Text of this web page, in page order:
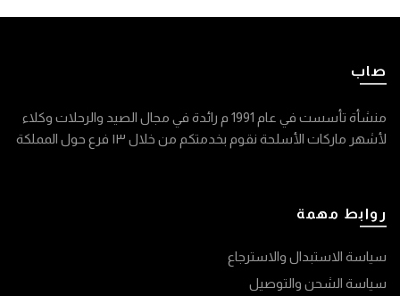
صاب
منشأة تأسست في عام 1991 م رائدة في مجال الصيد والرحلات وكلاء
لأشهر ماركات الأسلحة نقوم بخدمتكم من خلال ١٣ فرع حول المملكة
روابط مهمة
سياسة الاستبدال والاسترجاع
سياسة الشحن والتوصيل